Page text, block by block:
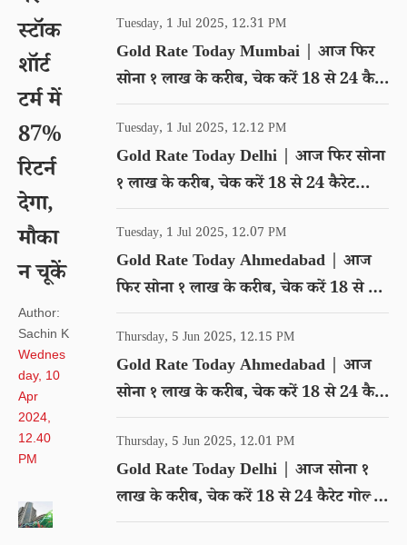
स्टॉक
शॉर्ट
टर्म में
87%
रिटर्न
देगा,
मौका
न चूकें
Author:
Sachin K
Wednes
day, 10
Apr
2024,
12.40
PM
Tuesday, 1 Jul 2025, 12.31 PM
Gold Rate Today Mumbai | आज फिर
सोना १ लाख के करीब, चेक करें 18 से 24 कैरेट
गोल्ड का रेट
Tuesday, 1 Jul 2025, 12.12 PM
Gold Rate Today Delhi | आज फिर सोना
१ लाख के करीब, चेक करें 18 से 24 कैरेट
गोल्ड का रेट
Tuesday, 1 Jul 2025, 12.07 PM
Gold Rate Today Ahmedabad | आज
फिर सोना १ लाख के करीब, चेक करें 18 से 24
कैरेट गोल्ड का रेट
Thursday, 5 Jun 2025, 12.15 PM
Gold Rate Today Ahmedabad | आज
सोना १ लाख के करीब, चेक करें 18 से 24 कैरेट
गोल्ड का रेट
Thursday, 5 Jun 2025, 12.01 PM
Gold Rate Today Delhi | आज सोना १
लाख के करीब, चेक करें 18 से 24 कैरेट गोल्ड
का रेट